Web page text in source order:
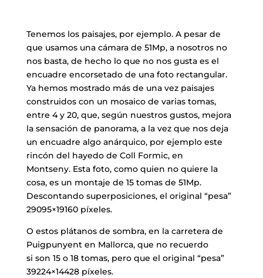
​Tenemos los paisajes, por ejemplo. A pesar de
que usamos una cámara de 51Mp, a nosotros no
nos basta, de hecho lo que no nos gusta es el
encuadre encorsetado de una foto rectangular.
Ya hemos mostrado más de una vez paisajes
construidos con un mosaico de varias tomas,
entre 4 y 20, que, según nuestros gustos, mejora
la sensación de panorama, a la vez que nos deja
un encuadre algo anárquico, por ejemplo este
rincón del hayedo de Coll Formic, en
Montseny. Esta foto, como quien no quiere la
cosa, es un montaje de 15 tomas de 51Mp.
Descontando superposiciones, el original “pesa”
29095×19160 píxeles.
O estos plátanos de sombra, en la carretera de
Puigpunyent en Mallorca, que no recuerdo
si son 15 o 18 tomas, pero que el original “pesa”
39224×14428 píxeles.